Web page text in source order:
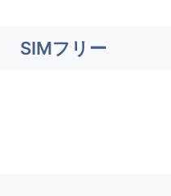
SIMフリー